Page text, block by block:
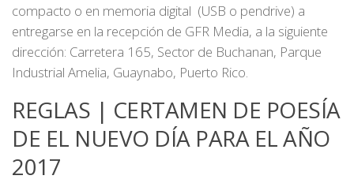
compacto o en memoria digital (USB o pendrive) a
entregarse en la recepción de GFR Media, a la siguiente
dirección: Carretera 165, Sector de Buchanan, Parque
Industrial Amelia, Guaynabo, Puerto Rico.
REGLAS | CERTAMEN DE POESÍA
DE EL NUEVO DÍA PARA EL AÑO
2017